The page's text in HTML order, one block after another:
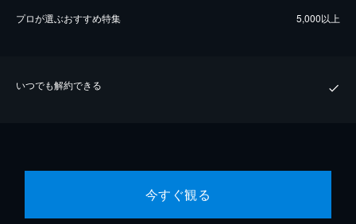
プロが選ぶおすすめ特集 5,000以上
いつでも解約できる
今すぐ観る